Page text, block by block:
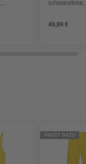
schwarz/lime,
49,99 €
PASST DAZU